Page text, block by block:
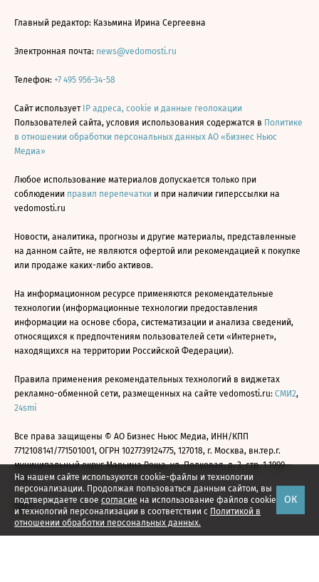
На нашем сайте используются cookie-файлы и технологии
персонализации. Продолжая пользоваться данным сайтом, вы
подтверждаете свое согласие на использование файлов cookie
и технологий персонализации в соответствии с Политикой в
отношении обработки персональных данных.
ОК
Главный редактор: Казьмина Ирина Сергеевна
Электронная почта: news@vedomosti.ru
Телефон: +7 495 956-34-58
Сайт использует IP адреса, cookie и данные геолокации
Пользователей сайта, условия использования содержатся в Политике
в отношении обработки персональных данных АО «Бизнес Ньюс
Медиа»
Любое использование материалов допускается только при
соблюдении правил перепечатки и при наличии гиперссылки на
vedomosti.ru
Новости, аналитика, прогнозы и другие материалы, представленные
на данном сайте, не являются офертой или рекомендацией к покупке
или продаже каких-либо активов.
На информационном ресурсе применяются рекомендательные
технологии (информационные технологии предоставления
информации на основе сбора, систематизации и анализа сведений,
относящихся к предпочтениям пользователей сети «Интернет»,
находящихся на территории Российской Федерации).
Правила применения рекомендательных технологий в виджетах
рекламно-обменной сети, размещенных на сайте vedomosti.ru: СМИ2,
24smi
Все права защищены © АО Бизнес Ньюс Медиа, ИНН/КПП
7712108141/771501001, ОГРН 1027739124775, 127018, г. Москва, вн.тер.г.
муниципальный округ Марьина Роща, ул. Полковая, д. 3, стр. 1 1999—
2026